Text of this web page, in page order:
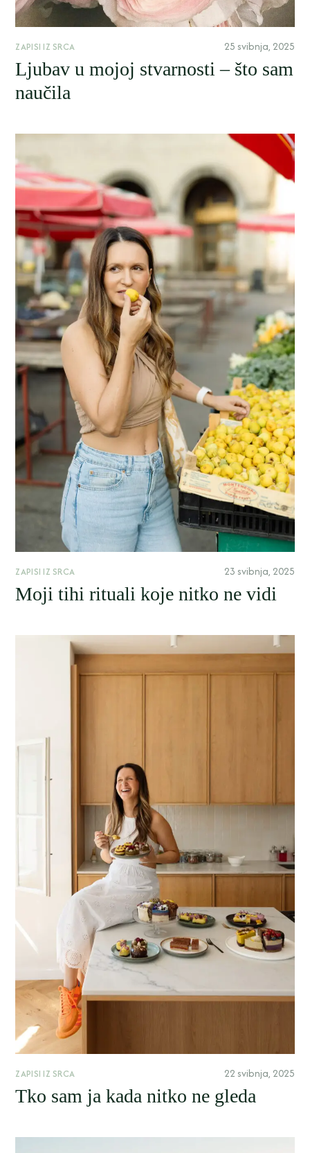
ZAPISI IZ SRCA 25 svibnja, 2025
Ljubav u mojoj stvarnosti – što sam
naučila
ZAPISI IZ SRCA 23 svibnja, 2025
Moji tihi rituali koje nitko ne vidi
ZAPISI IZ SRCA 22 svibnja, 2025
Tko sam ja kada nitko ne gleda